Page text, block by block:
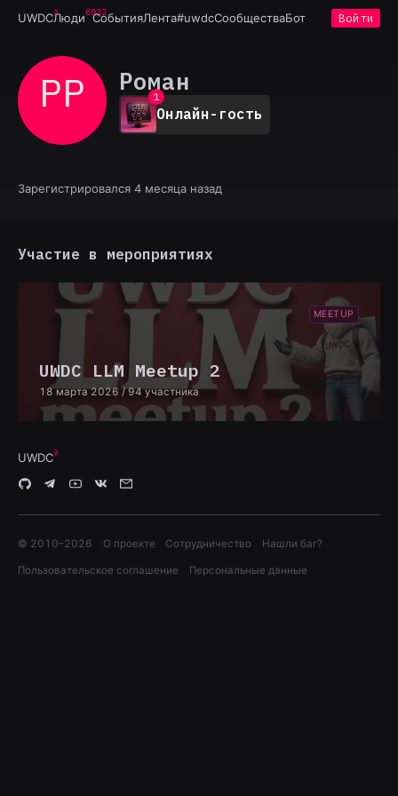
UWDCЛюди6932
СобытияЛента#uwdcСообществаБот Войти
РР Роман
0
1
2
3
6
Онлайн-гость
Зарегистрировался 4 месяца назад
Участие в мероприятиях
MEETUP
UWDC LLM Meetup 2
18 марта 2026 / 94 участника
UWDC
© 2010–2026 О проекте Сотрудничество Нашли баг?
Пользовательское соглашение Персональные данные